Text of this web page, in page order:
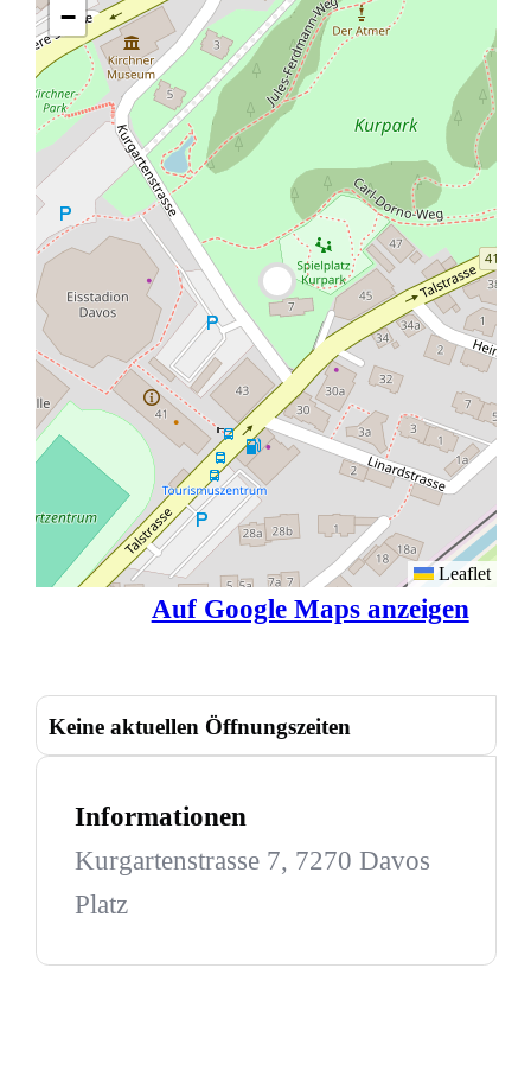
−
Leaflet
Auf Google Maps anzeigen
Keine aktuellen Öffnungszeiten
Informationen
Kurgartenstrasse 7, 7270 Davos
Platz